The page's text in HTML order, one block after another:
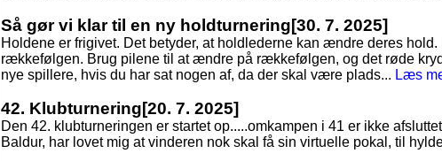
Så gør vi klar til en ny holdturnering[30. 7. 2025]
Holdene er frigivet. Det betyder, at holdlederne kan ændre deres
rækkefølgen. Brug pilene til at ændre på rækkefølgen, og det røde
nye spillere, hvis du har sat nogen af, da der skal være plads... Læs
42. Klubturnering[20. 7. 2025]
Den 42. klubturneringen er startet op.....omkampen i 41 er ikke
Baldur, har lovet mig at vinderen nok skal få sin virtuelle pokal, til